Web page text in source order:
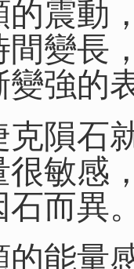
動，
變長
強的
石就
敏感
石而異
量感